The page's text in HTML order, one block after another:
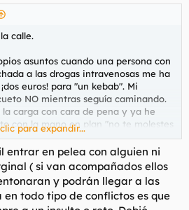
calle.
asuntos cuando una persona con
a las drogas intravenosas me ha
euros! para "un kebab". Mi
NO mientras seguía caminando.
carga con cara de pena y ya he
con la mano en plan "no te molestes
Cuando me alejaba me ha dicho
momento he sentido indiferencia,
después me ha entrado mal
mal por no haber
e implacable. No tengo
ass.
para expandir...
entrar en pelea con alguien ni
( si van acompañados ellos
y podrán llegar a las
en todo tipo de conflictos es que